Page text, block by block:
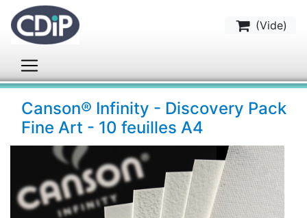
(Vide)
Canson® Infinity - Discovery Pack
Fine Art - 10 feuilles A4